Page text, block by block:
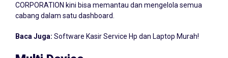
cabang dalam satu dashboard.